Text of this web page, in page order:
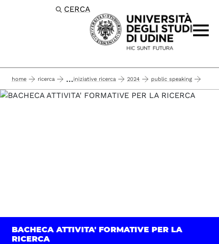
Passa al contenuto principale
CERCA
home ricerca ...iniziative ricerca 2024 public speaking
2024-05-21
BACHECA ATTIVITA' FORMATIVE PER LA
RICERCA